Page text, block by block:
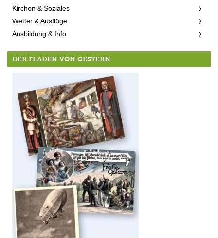
Kirchen & Soziales
Wetter & Ausflüge
Ausbildung & Info
DER FLADEN VON GESTERN